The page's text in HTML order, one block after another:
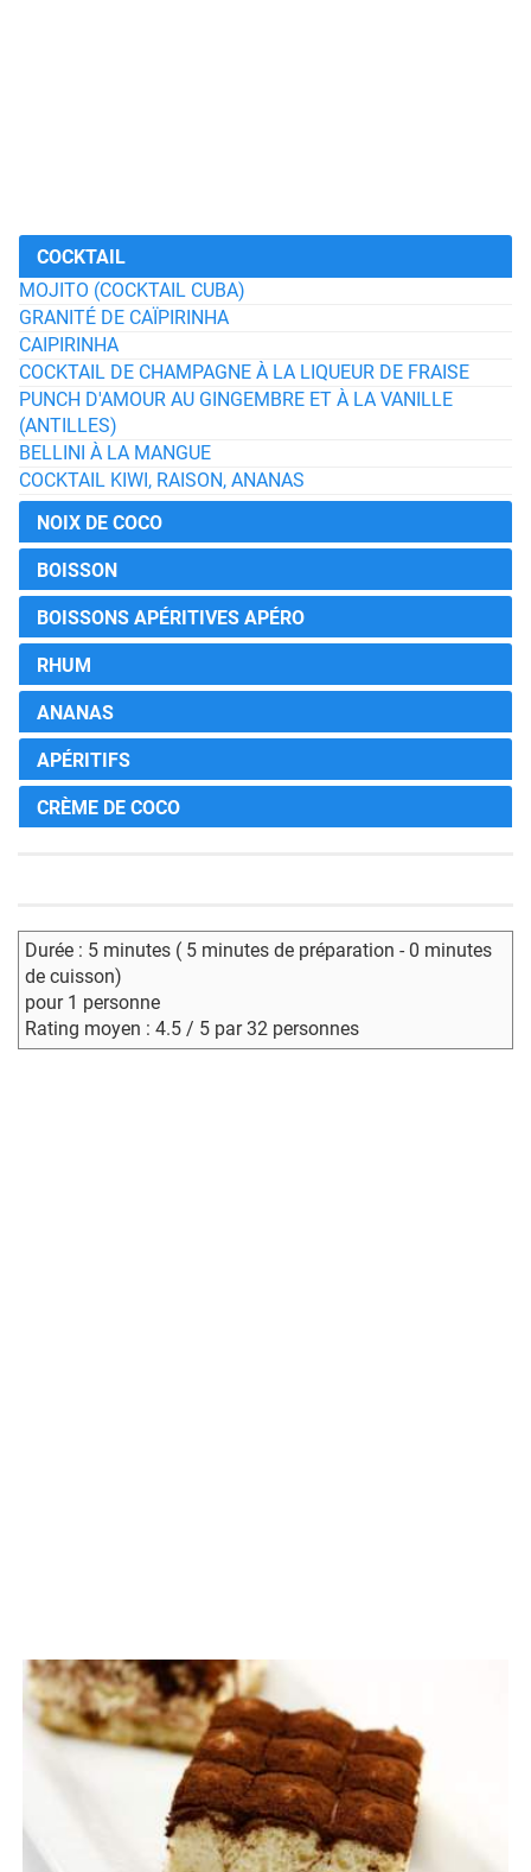
COCKTAIL
MOJITO (COCKTAIL CUBA)
GRANITÉ DE CAÏPIRINHA
CAIPIRINHA
COCKTAIL DE CHAMPAGNE À LA LIQUEUR DE FRAISE
PUNCH D'AMOUR AU GINGEMBRE ET À LA VANILLE
(ANTILLES)
BELLINI À LA MANGUE
COCKTAIL KIWI, RAISON, ANANAS
NOIX DE COCO
BOISSON
BOISSONS APÉRITIVES APÉRO
RHUM
ANANAS
APÉRITIFS
CRÈME DE COCO
Durée : 5 minutes ( 5 minutes de préparation - 0 minutes
de cuisson)
pour 1 personne
Rating moyen : 4.5 / 5 par 32 personnes